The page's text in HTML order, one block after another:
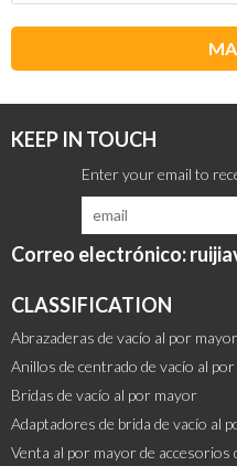
KEEP IN TOUCH
Correo electrónico:
CLASSIFICATION
Abrazaderas de vacío al por mayor
Anillos de centrado de vacío al
Bridas de vacío al por mayor
Adaptadores de brida de vacío al
Venta al por mayor de accesorios